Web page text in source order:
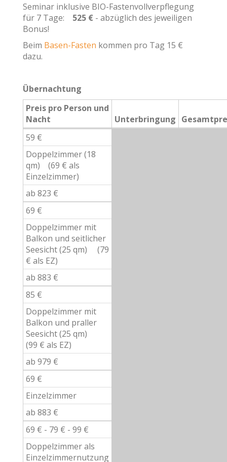
Seminar inklusive BIO-Fastenvollverpflegung
für 7 Tage: 525 € - abzüglich des jeweiligen
Bonus!
Beim Basen-Fasten kommen pro Tag 15 €
dazu.
Übernachtung
Preis pro Person und
Nacht
Unterbringung
59 €
Doppelzimmer (18
qm) (69 € als
Einzelzimmer)
ab 823 €
69 €
Doppelzimmer mit
Balkon und seitlicher
Seesicht (25 qm) (79
€ als EZ)
ab 883 €
85 €
Doppelzimmer mit
Balkon und praller
Seesicht (25 qm)
(99 € als EZ)
ab 979 €
69 €
Einzelzimmer
ab 883 €
69 € - 79 € - 99 €
Doppelzimmer als
Einzelzimmernutzung